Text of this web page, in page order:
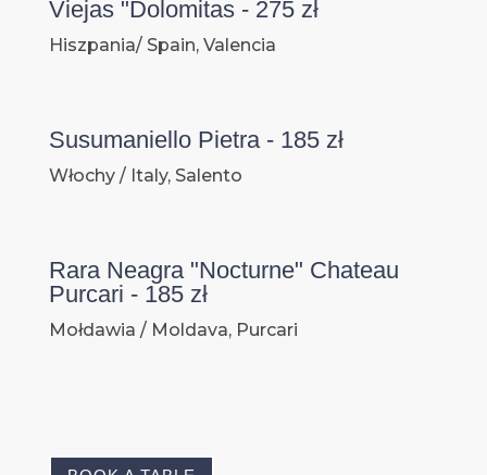
Viejas "Dolomitas - 275 zł
Hiszpania/ Spain, Valencia
Susumaniello Pietra - 185 zł
Włochy / Italy, Salento
Rara Neagra "Nocturne" Chateau
Purcari - 185 zł
Mołdawia / Moldava, Purcari